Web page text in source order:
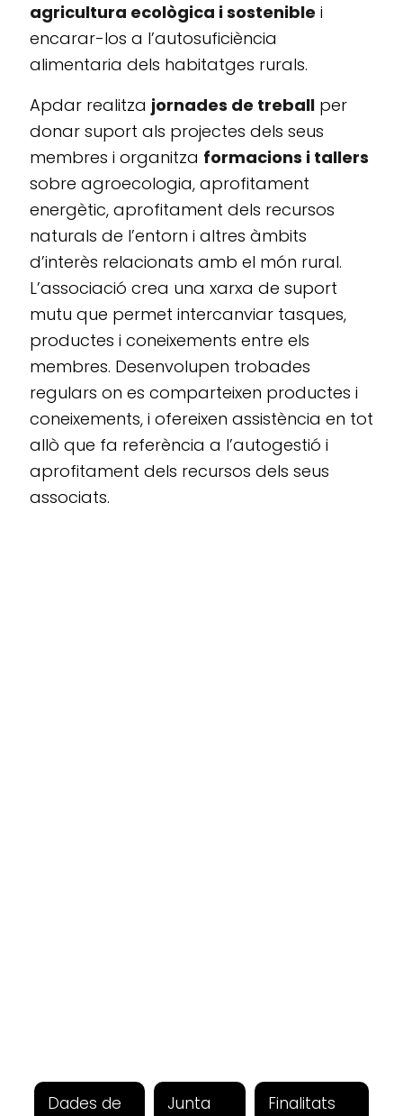
agricultura ecològica i sostenible i
encarar-los a l’autosuficiència
alimentaria dels habitatges rurals.
Apdar realitza jornades de treball per
donar suport als projectes dels seus
membres i organitza formacions i tallers
sobre agroecologia, aprofitament
energètic, aprofitament dels recursos
naturals de l’entorn i altres àmbits
d’interès relacionats amb el món rural.
L’associació crea una xarxa de suport
mutu que permet intercanviar tasques,
productes i coneixements entre els
membres. Desenvolupen trobades
regulars on es comparteixen productes i
coneixements, i ofereixen assistència en tot
allò que fa referència a l’autogestió i
aprofitament dels recursos dels seus
associats.
Dades de
Junta
Finalitats